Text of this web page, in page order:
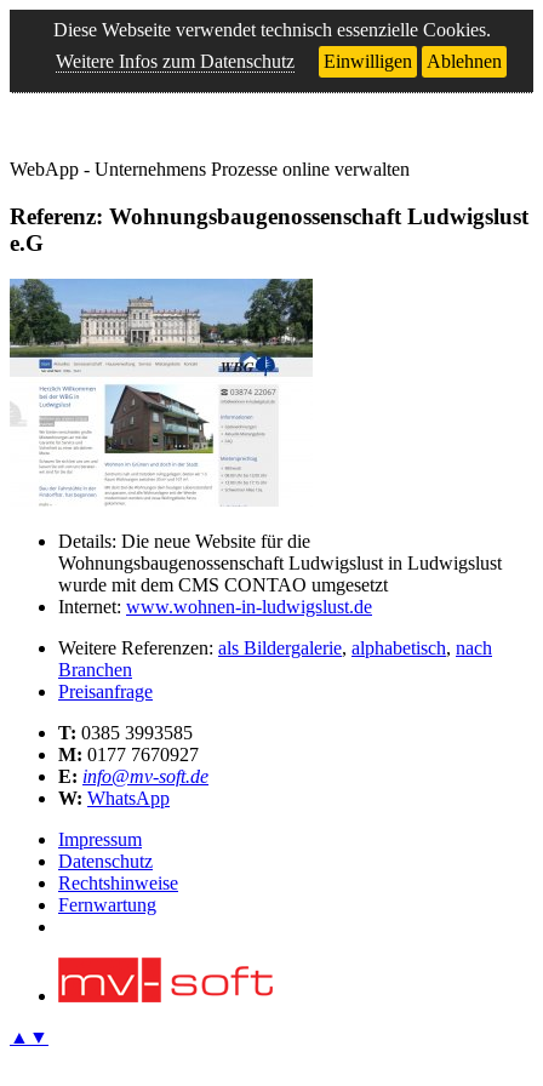
Diese Webseite verwendet technisch essenzielle Cookies.
Weitere Infos zum Datenschutz
Einwilligen Ablehnen
WebApp - Unternehmens Prozesse online verwalten
Referenz: Wohnungsbaugenossenschaft Ludwigslust
e.G
Details: Die neue Website für die
Wohnungsbaugenossenschaft Ludwigslust in Ludwigslust
wurde mit dem CMS CONTAO umgesetzt
Internet: www.wohnen-in-ludwigslust.de
Weitere Referenzen: als Bildergalerie, alphabetisch, nach
Branchen
Preisanfrage
T: 0385 3993585
M: 0177 7670927
E: info@mv-soft.de
W: WhatsApp
Impressum
Datenschutz
Rechtshinweise
Fernwartung
▲ ▼